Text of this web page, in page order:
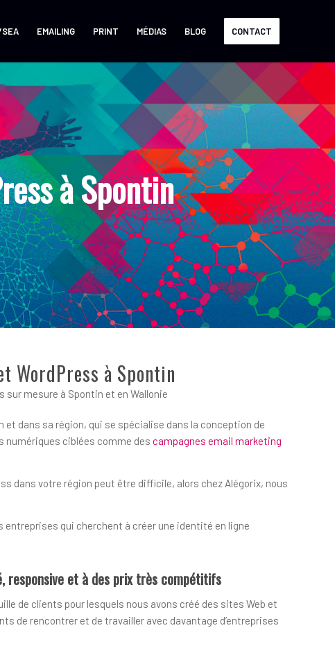
SEA EMAILING PRINT MÉDIAS BLOG CONTACT
à Spontin
WordPress à Spontin
sur mesure à Spontin et en Wallonie
et dans sa région, qui se spécialise dans la conception de
numériques ciblées comme des campagnes email marketing
dans votre région peut être difficile, alors chez Alégorix, nous
entreprises qui cherchent à créer une identité en ligne
responsive et à des prix très compétitifs
de clients pour lesquels nous avons créé des sites Web et
de rencontrer et de travailler avec davantage d’entreprises